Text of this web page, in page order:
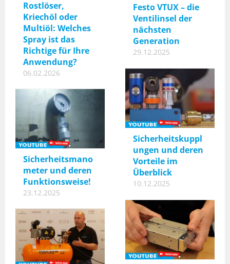
Rostlöser,
Kriechöl oder
Multiöl: Welches
Spray ist das
Richtige für Ihre
Anwendung?
06.02.2026
Sicherheitsmano
meter und deren
Funktionsweise!
23.12.2025
Festo VTUX – die
Ventilinsel der
nächsten
Generation
29.12.2025
Sicherheitskuppl
ungen und deren
Vorteile im
Überblick
10.12.2025